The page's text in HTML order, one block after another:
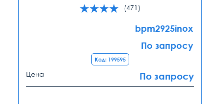
(471)
bpm2925inox
По запросу
Код: 199595
Цена По запросу